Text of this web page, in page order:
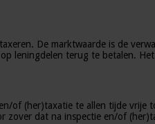
De marktwaarde is de
leningdelen terug te betalen.
of (her)taxatie te allen tijde
dat na inspectie en/of